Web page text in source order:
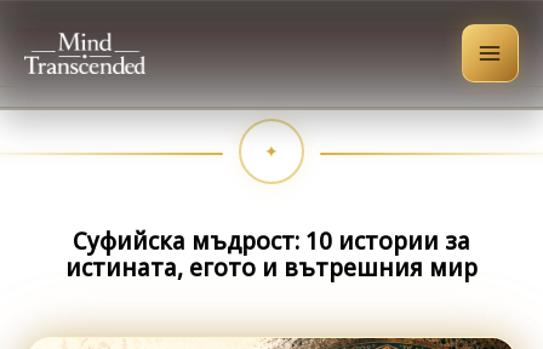
content
Суфийска мъдрост: 10 истории за
истината, егото и вътрешния мир